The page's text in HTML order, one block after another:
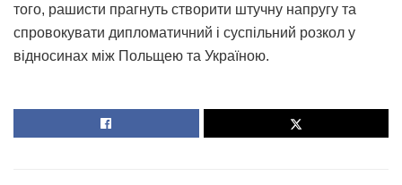
того, рашисти прагнуть створити штучну напругу та
спровокувати дипломатичний і суспільний розкол у
відносинах між Польщею та Україною.